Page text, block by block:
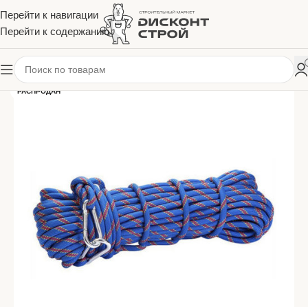
Перейти к навигации
Перейти к содержанию
РАСПРОДАН